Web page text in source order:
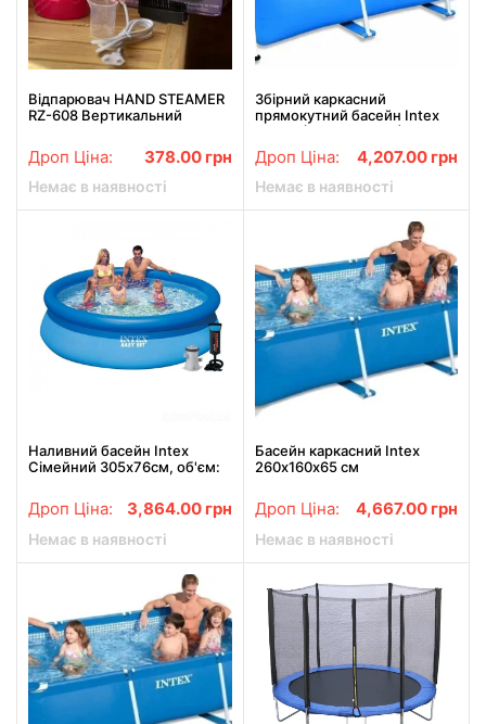
Відпарювач HAND STEAMER
RZ-608 Вертикальний
одягу
Дроп Ціна: 378.00 грн
Немає в наявності
Збірний каркасний
прямокутний басейн Intex
28270 (Інтекс 58983)
220см-150см-60см
Дроп Ціна: 4,207.00 грн
Немає в наявності
Наливний басейн Intex
Сімейний 305х76см, об'єм:
28122
Дроп Ціна: 3,864.00 грн
Немає в наявності
Басейн каркасний Intex
260х160х65 см
Дроп Ціна: 4,667.00 грн
Немає в наявності